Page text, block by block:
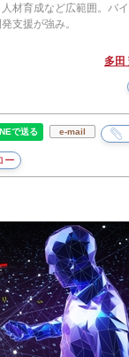
材育成など広範囲。バ
支援が強み。
多田
e-mail